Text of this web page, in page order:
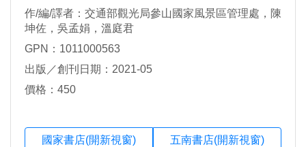
作/編/譯者：交通部觀光局參山國家風景區管理處，陳
坤佐，吳孟娟，溫庭君
GPN：1011000563
出版／創刊日期：2021-05
價格：450
國家書店(開新視窗) 五南書店(開新視窗)